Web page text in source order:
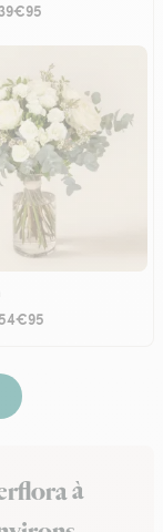
39€95
54€95
à